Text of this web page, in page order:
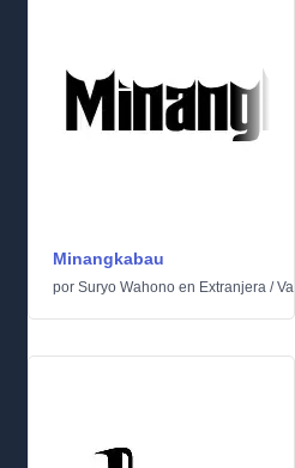
Minangkabau
por Suryo Wahono en Extranjera /